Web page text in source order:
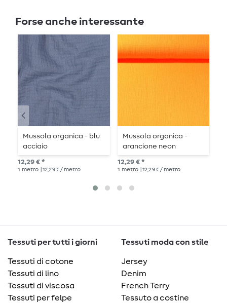
Forse anche interessante
Mussola organica - blu
acciaio
12,29 € *
1 metro | 12,29 € / metro
Mussola organica -
arancione neon
12,29 € *
1 metro | 12,29 € / metro
Tessuti per tutti i giorni
Tessuti di cotone
Tessuti di lino
Tessuti di viscosa
Tessuti per felpe
Tessuti moda con stile
Jersey
Denim
French Terry
Tessuto a costine